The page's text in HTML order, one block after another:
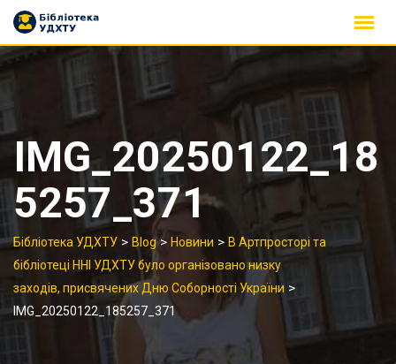
Skip
content
IMG_20250122_18
5257_371
Бібліотека УДХТУ > Blog> Новини > В Артпросторі та
бібліотеці ННІ УДХТУ було організовано низку
заходів, присвячених Дню Соборності України >
IMG_20250122_185257_371